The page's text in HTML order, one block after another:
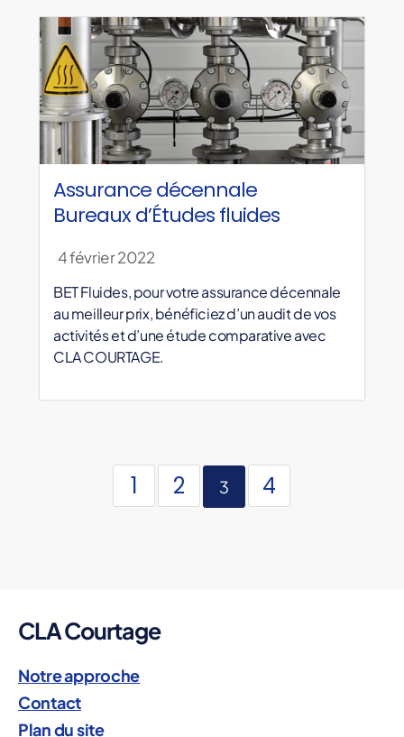
Assurance décennale
Bureaux d’Études fluides
4 février 2022
BET Fluides, pour votre assurance décennale
au meilleur prix, bénéficiez d’un audit de vos
activités et d’une étude comparative avec
CLA COURTAGE.
1 2 3 4
CLA Courtage
Notre approche
Contact
Plan du site